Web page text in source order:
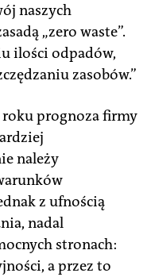
naszych
„zero waste”.
ilości odpadów,
zasobów.”
roku prognoza firmy
należy
z ufnością
nadal
stronach:
a przez to